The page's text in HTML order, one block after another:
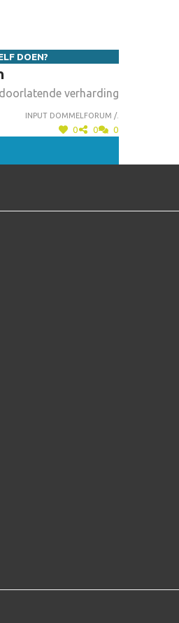
DOEN?
verharding
Input dommelforum /.
0 0 0